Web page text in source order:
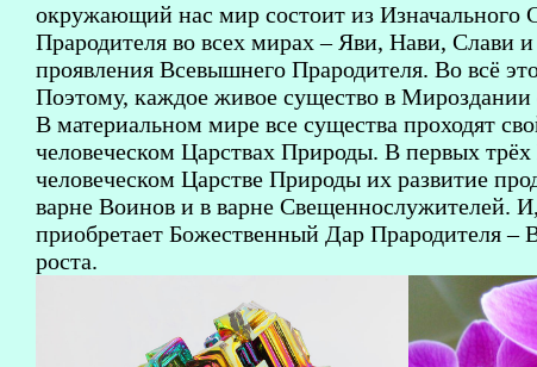
окружающий нас мир состоит из Изначального
Прародителя во всех мирах – Яви, Нави, Слави
проявления Всевышнего Прародителя. Во всё
Поэтому, каждое живое существо в
В материальном мире все существа проходят
человеческом Царствах Природы. В первых
человеческом Царстве Природы их развитие
варне Воинов и в варне Свещеннослужителей.
приобретает Божественный Дар Прародителя
роста.